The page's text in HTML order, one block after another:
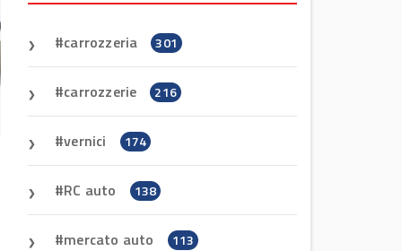
carrozzeria 301
carrozzerie 216
vernici 174
RC auto 138
mercato auto 113